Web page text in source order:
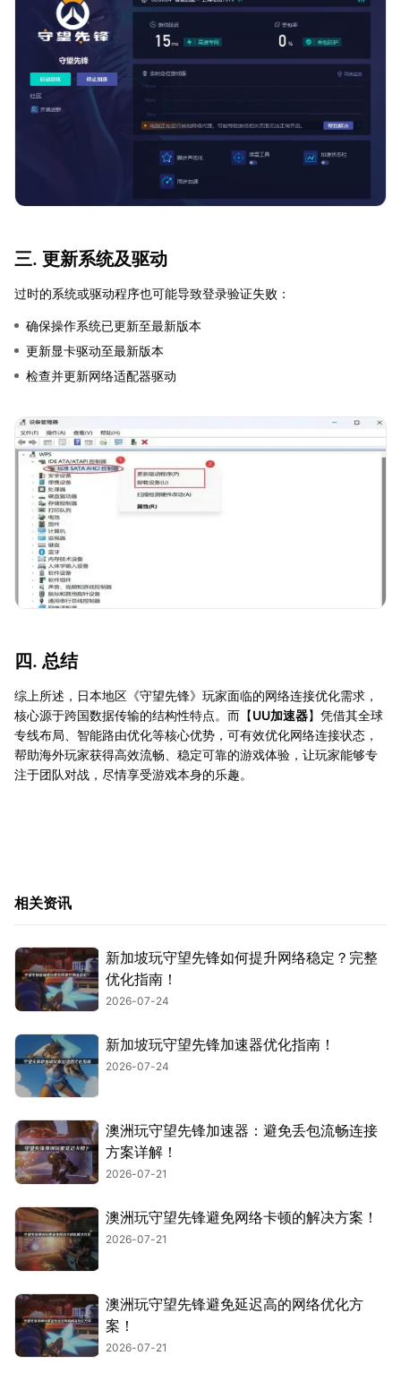
三. 更新系统及驱动
过时的系统或驱动程序也可能导致登录验证失败：
确保操作系统已更新至最新版本
更新显卡驱动至最新版本
检查并更新网络适配器驱动
四. 总结
综上所述，日本地区《守望先锋》玩家面临的网络连接优化需求，
核心源于跨国数据传输的结构性特点。而【UU加速器】凭借其全球
专线布局、智能路由优化等核心优势，可有效优化网络连接状态，
帮助海外玩家获得高效流畅、稳定可靠的游戏体验，让玩家能够专
注于团队对战，尽情享受游戏本身的乐趣。
相关资讯
新加坡玩守望先锋如何提升网络稳定？完整
优化指南！
2026-07-24
新加坡玩守望先锋加速器优化指南！
2026-07-24
澳洲玩守望先锋加速器：避免丢包流畅连接
方案详解！
2026-07-21
澳洲玩守望先锋避免网络卡顿的解决方案！
2026-07-21
澳洲玩守望先锋避免延迟高的网络优化方
案！
2026-07-21